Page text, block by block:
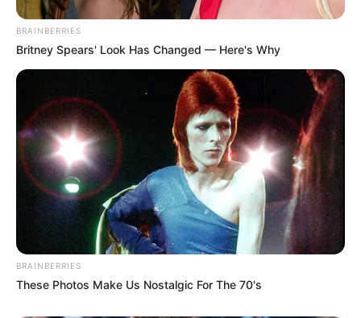
BRAINBERRIES
Britney Spears' Look Has Changed — Here's Why
BRAINBERRIES
These Photos Make Us Nostalgic For The 70's